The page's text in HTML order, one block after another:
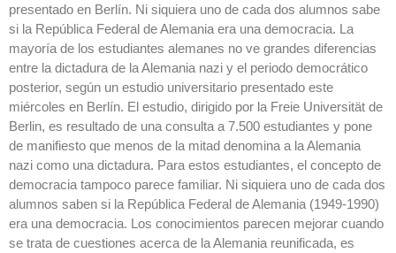
presentado en Berlín. Ni siquiera uno de cada dos alumnos sabe
si la República Federal de Alemania era una democracia. La
mayoría de los estudiantes alemanes no ve grandes diferencias
entre la dictadura de la Alemania nazi y el periodo democrático
posterior, según un estudio universitario presentado este
miércoles en Berlín. El estudio, dirigido por la Freie Universität de
Berlin, es resultado de una consulta a 7.500 estudiantes y pone
de manifiesto que menos de la mitad denomina a la Alemania
nazi como una dictadura. Para estos estudiantes, el concepto de
democracia tampoco parece familiar. Ni siquiera uno de cada dos
alumnos saben si la República Federal de Alemania (1949-1990)
era una democracia. Los conocimientos parecen mejorar cuando
se trata de cuestiones acerca de la Alemania reunificada, es